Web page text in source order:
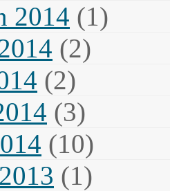
2014 (1)
(2)
(2)
(3)
(10)
(1)